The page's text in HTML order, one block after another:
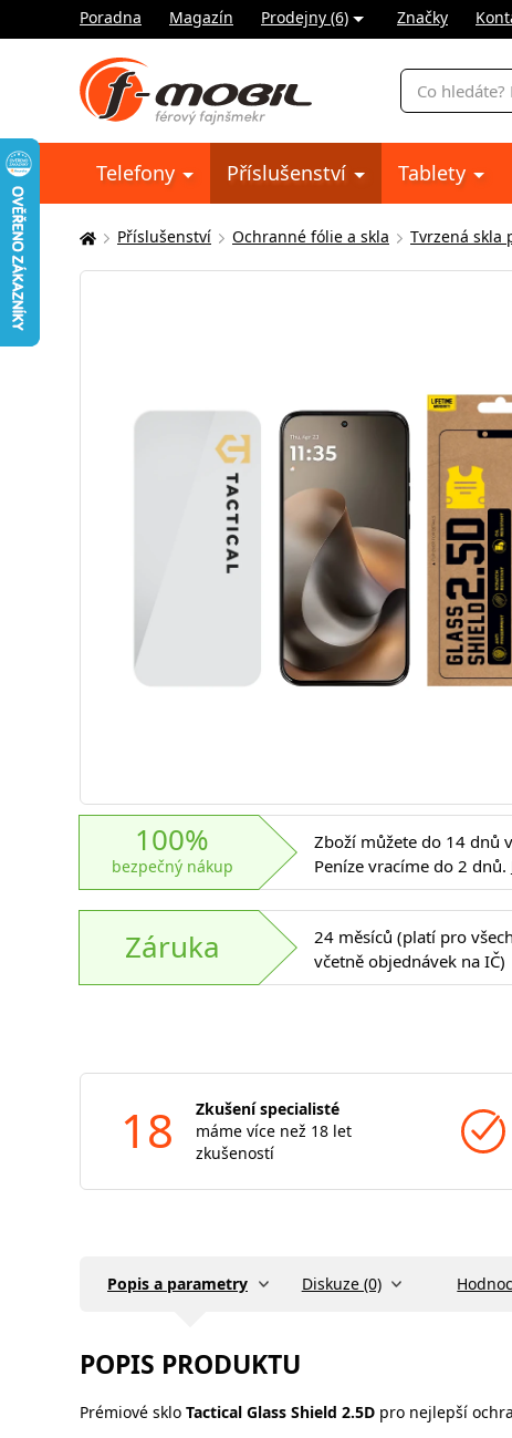
Poradna Magazín Prodejny (6) Značky
Vyhledávání
Telefony Příslušenství Tablety
Zde
se
Příslušenství Ochranné fólie a skla Tvrzená skla
100%
bezpečný nákup
Zboží můžete do 14 dnů
Peníze vracíme do 2 dnů.
Záruka
24 měsíců (platí pro
včetně objednávek na IČ)
18
Zkušení specialisté
máme více než 18 let
zkušeností
Popis a parametry Diskuze (0)
POPIS PRODUKTU
Prémiové sklo Tactical Glass Shield 2.5D pro nejlepší